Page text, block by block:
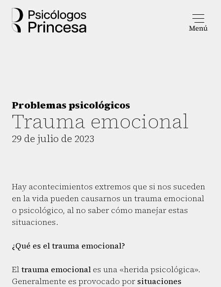
Problemas psicológicos
Trauma emocional
29 de julio de 2023
Hay acontecimientos extremos que si nos suceden
en la vida pueden causarnos un trauma emocional
o psicológico, al no saber cómo manejar estas
situaciones.
¿Qué es el trauma emocional?
Eltrauma emocional es una «herida psicológica».
Generalmente es provocado por situaciones